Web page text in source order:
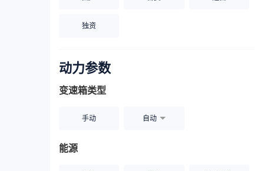
独资
动力参数
变速箱类型
手动 自动
能源